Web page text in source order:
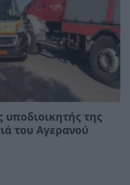
υποδιοικητής της
του Αγερανού